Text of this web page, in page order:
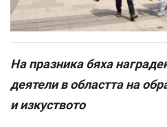
На празника бяха
деятели в областта на
и изкуството